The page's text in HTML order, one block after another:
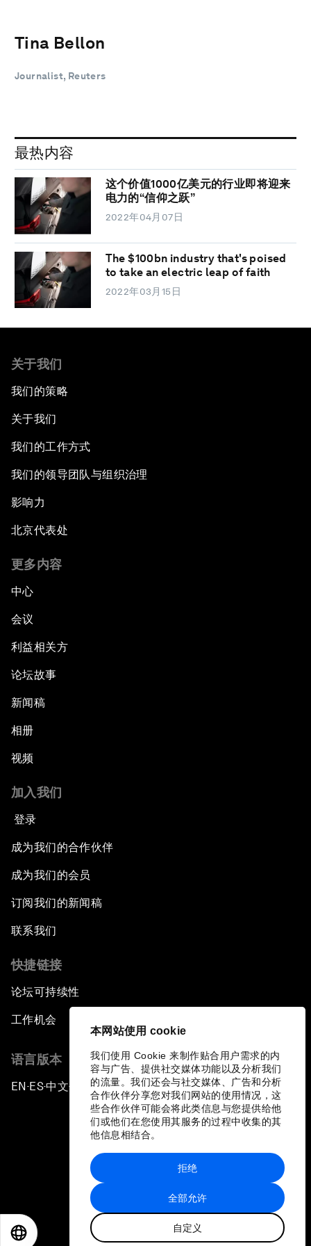
本网站使用 cookie
我们使用 Cookie 来制作贴合用户需求的内
容与广告、提供社交媒体功能以及分析我们
的流量。我们还会与社交媒体、广告和分析
合作伙伴分享您对我们网站的使用情况，这
些合作伙伴可能会将此类信息与您提供给他
们或他们在您使用其服务的过程中收集的其
他信息相结合。
全部允许
自定义
拒绝
Tina Bellon
Journalist, Reuters
最热内容
这个价值1000亿美元的行业即将迎来
电力的“信仰之跃”
2022年04月07日
The $100bn industry that's poised
to take an electric leap of faith
2022年03月15日
关于我们
我们的策略
关于我们
我们的工作方式
我们的领导团队与组织治理
影响力
北京代表处
更多内容
中心
会议
利益相关方
论坛故事
新闻稿
相册
视频
加入我们
登录
成为我们的合作伙伴
成为我们的会员
订阅我们的新闻稿
联系我们
快捷链接
论坛可持续性
工作机会
语言版本
EN ▪ES▪中文▪ 日本語
站点地图
世界经济论坛